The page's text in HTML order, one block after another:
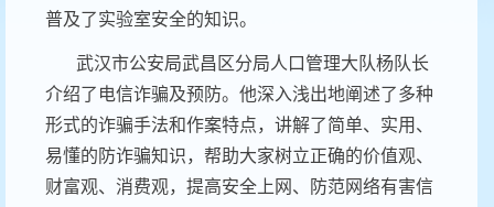
普及了实验室安全的知识。
武汉市公安局武昌区分局人口管理大队杨队长
介绍了电信诈骗及预防。他深入浅出地阐述了多种
形式的诈骗手法和作案特点，讲解了简单、实用、
易懂的防诈骗知识，帮助大家树立正确的价值观、
财富观、消费观，提高安全上网、防范网络有害信